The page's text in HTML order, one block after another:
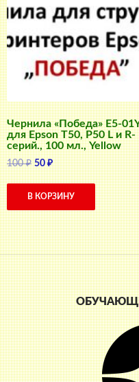
Чернила «Победа» E5-
для Epson T50, P50 L и R-
серий., 100 мл., Yellow
100₽ Первоначальная
цена
составляла
50₽Текущая
цена:
50 ₽.
В КОРЗИНУ